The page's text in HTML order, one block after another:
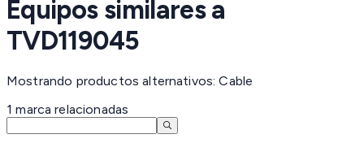
Equipos similares a
TVD119045
Mostrando productos alternativos: Cable
1 marca relacionadas